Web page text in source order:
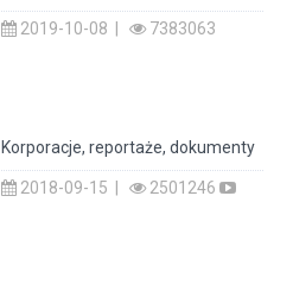
2019-10-08 | 7383063
Korporacje, reportaże, dokumenty
2018-09-15 | 2501246